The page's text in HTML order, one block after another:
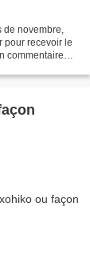
de novembre,
pour recevoir le
commentaire